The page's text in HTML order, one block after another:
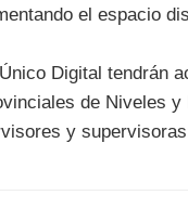
el espacio
Digital tendrán
de Niveles y
y